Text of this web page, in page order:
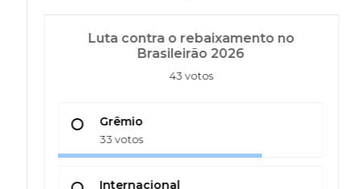
Luta contra o rebaixamento no
Brasileirão 2026
43 votos
Grêmio
33 votos
Internacional